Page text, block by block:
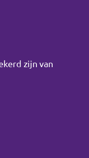
zijn van